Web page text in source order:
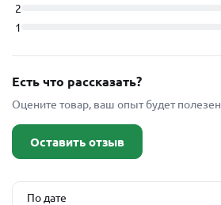
2
1
Есть что рассказать?
Оцените товар, ваш опыт будет полезен
Оставить отзыв